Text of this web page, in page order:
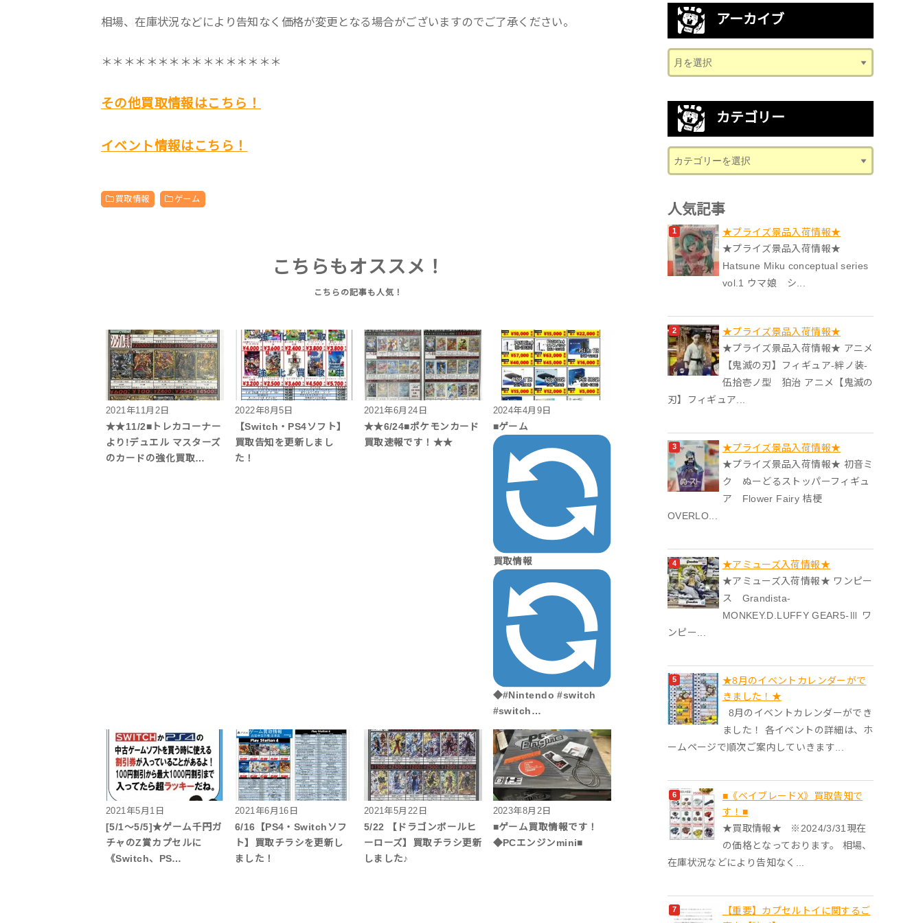
相場、在庫状況などにより告知なく価格が変更となる場合がございますのでご了承ください。
＊＊＊＊＊＊＊＊＊＊＊＊＊＊＊＊
その他買取情報はこちら！
イベント情報はこちら！
買取情報 ゲーム
こちらもオススメ！
2021年11月2日
★★11/2■トレカコーナー
より!デュエル マスターズ
のカードの強化買取…
2022年8月5日
【Switch・PS4ソフト】
買取告知を更新しまし
た！
2021年6月24日
★★6/24■ポケモンカード
買取速報です！★★
2024年4月9日
■ゲーム
買取情報
◆#Nintendo #switch
#switch…
2021年5月1日
[5/1～5/5]★ゲーム千円ガ
チャのZ賞カプセルに
《Switch、PS…
2021年6月16日
6/16【PS4・Switchソフ
ト】買取チラシを更新し
ました！
2021年5月22日
5/22 【ドラゴンボールヒ
ーローズ】買取チラシ更新
しました♪
2023年8月2日
■ゲーム買取情報です！
◆PCエンジンmini■
アーカイブ
カテゴリー
人気記事
★プライズ景品入荷情報★
★プライズ景品入荷情報★
Hatsune Miku conceptual series
vol.1 ウマ娘 シ...
★プライズ景品入荷情報★
★プライズ景品入荷情報★ アニメ
【鬼滅の刃】フィギュア-絆ノ装-
伍拾壱ノ型 狛治 アニメ【鬼滅の
刃】フィギュア...
★プライズ景品入荷情報★
★プライズ景品入荷情報★ 初音ミ
ク ぬーどるストッパーフィギュ
ア Flower Fairy 桔梗
OVERLO...
★アミューズ入荷情報★
★アミューズ入荷情報★ ワンピー
ス Grandista-
MONKEY.D.LUFFY GEAR5-Ⅲ ワ
ンピー...
★8月のイベントカレンダーがで
きました！★
8月のイベントカレンダーができ
ました！ 各イベントの詳細は、ホ
ームページで順次ご案内していきます...
■《ベイブレードX》買取告知で
す！■
★買取情報★ ※2024/3/31現在
の価格となっております。 相場、
在庫状況などにより告知なく...
【重要】カプセルトイに関するご